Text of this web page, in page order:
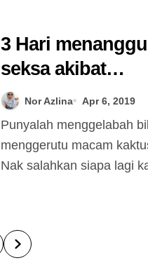
3 Hari
seksa akibat
penggunaan
produk bawah
Nor Azlina Apr 6, 2019
Punyalah menggelabah bila ketiak jadi
menggerutu macam
Nak salahkan siapa lagi